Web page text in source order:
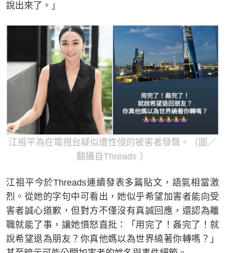
說出來了。」
江祖平為在電視台疑似遭性侵的被害者發聲。（圖／
翻攝自Threads ）
江祖平今於Threads連續發表多篇貼文，語氣相當激
烈。從她的字句中可看出，她似乎希望加害者能向受
害者誠心道歉，但對方不僅沒有真誠回應，還認為離
職就能了事，讓她憤怒直批：「用完了！姦完了！就
說希望退為朋友？你真他媽以為世界繞著你轉嗎？」